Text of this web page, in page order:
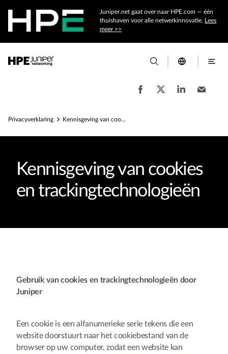
Juniper.net gaat over naar HPE.com — één
thuishaven voor alle netwerkinnovatie. Lees
meer >>
Privacyverklaring Kennisgeving van cookies en trackingtechnologieën
Kennisgeving van cookies
en trackingtechnologieën
Gebruik van cookies en trackingtechnologieën door
Juniper
Een cookie is een alfanumerieke serie tekens die een
website doorstuurt naar het cookiebestand van de
browser op uw computer, zodat een website kan